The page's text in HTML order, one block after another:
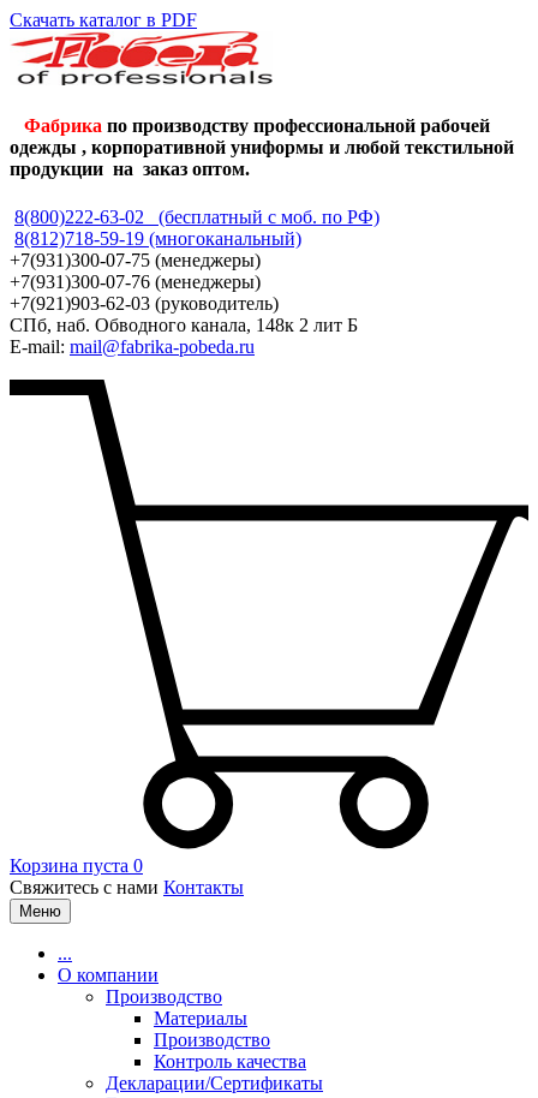
Скачать каталог в PDF
Фабрика по производству профессиональной рабочей
одежды , корпоративной униформы и любой текстильной
продукции на заказ оптом.
8(800)222-63-02 (бесплатный с моб. по РФ)
8(812)718-59-19 (многоканальный)
+7(931)300-07-75 (менеджеры)
+7(931)300-07-76 (менеджеры)
+7(921)903-62-03 (руководитель)
СПб, наб. Обводного канала, 148к 2 лит Б
E-mail: mail@fabrika-pobeda.ru
Корзина пуста 0
Свяжитесь с нами Контакты
Меню
...
О компании
Производство
Материалы
Производство
Контроль качества
Декларации/Сертификаты